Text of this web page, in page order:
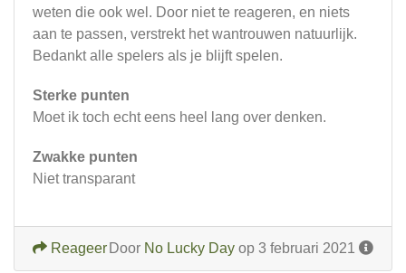
weten die ook wel. Door niet te reageren, en niets
aan te passen, verstrekt het wantrouwen natuurlijk.
Bedankt alle spelers als je blijft spelen.
Sterke punten
Moet ik toch echt eens heel lang over denken.
Zwakke punten
Niet transparant
Door No Lucky Day op 3 februari 2021
Reageer